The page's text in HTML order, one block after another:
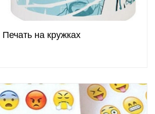
Печать на кружках